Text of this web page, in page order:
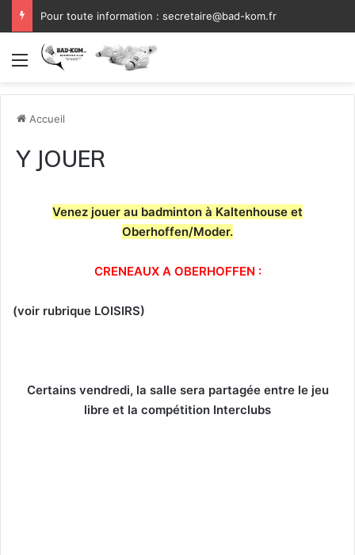
Pour toute information : secretaire@bad-kom.fr
Menu
Accueil
Y JOUER
Venez jouer au badminton à Kaltenhouse et
Oberhoffen/Moder.
CRENEAUX A OBERHOFFEN :
(voir rubrique LOISIRS)
Certains vendredi, la salle sera partagée entre le jeu
libre et la compétition Interclubs